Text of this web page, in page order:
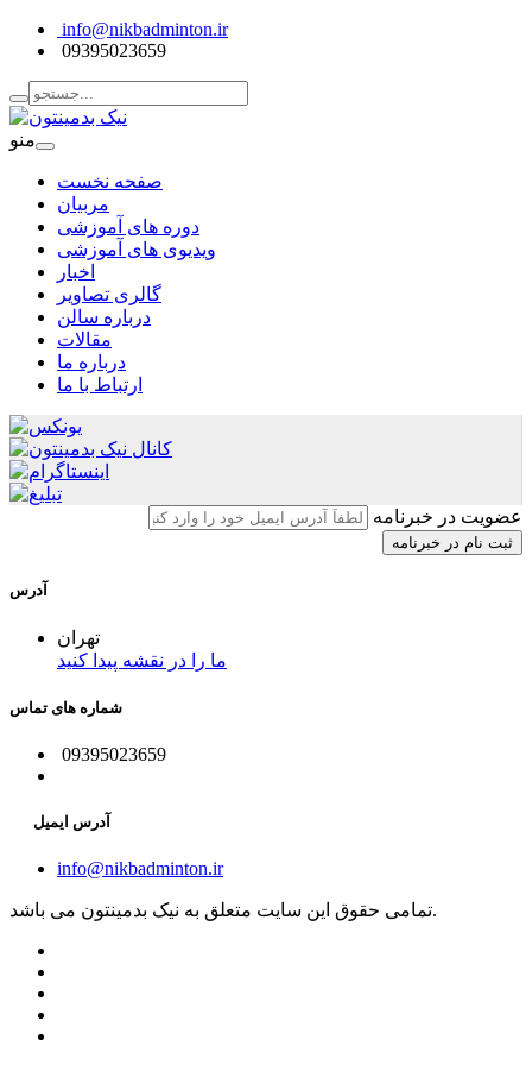
info@nikbadminton.ir
09395023659
منو
صفحه نخست
مربیان
دوره های آموزشی
ویدیوی های آموزشی
اخبار
گالری تصاویر
درباره سالن
مقالات
درباره ما
ارتباط با ما
عضویت در خبرنامه
آدرس
تهران
ما را در نقشه پیدا کنید
شماره های تماس
09395023659
آدرس ایمیل
info@nikbadminton.ir
تمامی حقوق این سایت متعلق به نیک بدمینتون می باشد.